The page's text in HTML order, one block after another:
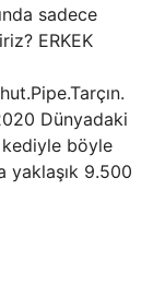
sadece
ERKEK
Dünyadaki
böyle
yaklaşık 9.500